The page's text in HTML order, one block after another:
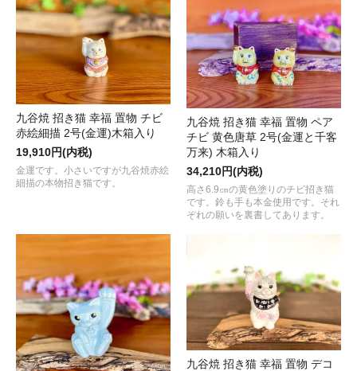
九谷焼 招き猫 幸福 置物 チビ
赤絵細描 2号(金運)木箱入り
19,910円(内税)
金運です。小さいですが九谷焼赤絵
細描の本物招き猫です。
九谷焼 招き猫 幸福 置物 ペア
チビ 黄色唐草 2号(金運と千客
万来) 木箱入り
34,210円(内税)
高さ6.9㎝の黄色塗りのチビ招き猫
です。鈴も手も本金使用です。それ
ぞれの願いを裏書してあります。
九谷焼 招き猫 幸福 置物 デコ